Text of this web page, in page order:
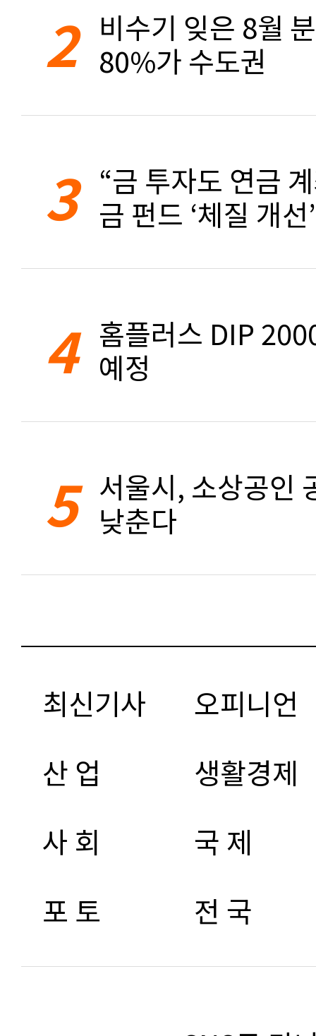
2 비수기 잊은 8월
80%가 수도권
3 “금 투자도 연금
금 펀드 ‘체질 개선’
4 홈플러스 DIP
예정
5 서울시, 소상공인
낮춘다
최신기사
오피니언
산 업
생활경제
사 회
국 제
포 토
전 국